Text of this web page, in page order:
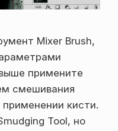
Mixer Brush,
примените
смешивания
кисти.
Tool, но